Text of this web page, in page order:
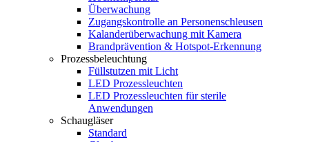
Überwachung
Zugangskontrolle an Personenschleusen
Kalanderüberwachung mit Kamera
Brandprävention & Hotspot-Erkennung
Prozessbeleuchtung
Füllstutzen mit Licht
LED Prozessleuchten
LED Prozessleuchten für sterile
Anwendungen
Schaugläser
Standard